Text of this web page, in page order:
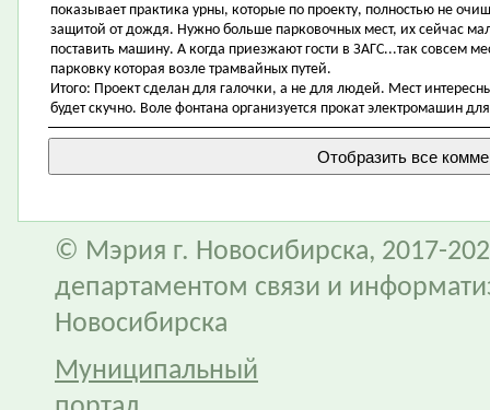
показывает практика урны, которые по проекту, полностью не
защитой от дождя. Нужно больше парковочных мест, их сейчас
поставить машину. А когда приезжают гости в ЗАГС...так совсем
парковку которая возле трамвайных путей.
Итого: Проект сделан для галочки, а не для людей. Мест
будет скучно. Воле фонтана организуется прокат электромашин
© Мэрия г. Новосибирска, 2017-
департаментом связи и
Новосибирска
Муниципальный